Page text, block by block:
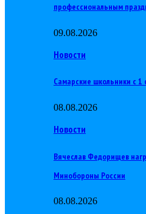
профессиональным
09.08.2026
Новости
Самарские школьники с
08.08.2026
Новости
Вячеслав Федорищев
Минобороны России
08.08.2026